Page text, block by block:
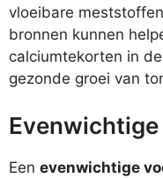
vloeibare
bronnen kunnen
calciumtekorten in
gezonde groei van
Evenwichtige
Een evenwichtige